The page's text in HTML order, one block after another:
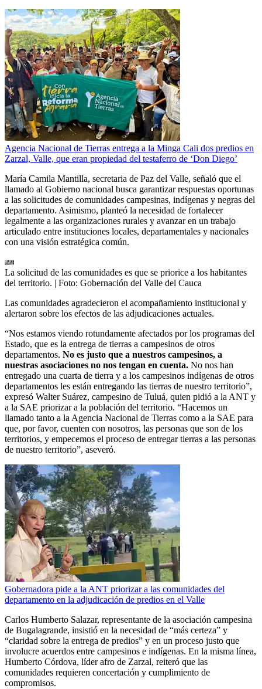
Agencia Nacional de Tierras entrega a la Minga Cali dos predios en
Zarzal, Valle, que eran propiedad del testaferro de ‘Don Diego’
María Camila Mantilla, secretaria de Paz del Valle, señaló que el
llamado al Gobierno nacional busca garantizar respuestas oportunas
a las solicitudes de comunidades campesinas, indígenas y negras del
departamento. Asimismo, planteó la necesidad de fortalecer
legalmente a las organizaciones rurales y avanzar en un trabajo
articulado entre instituciones locales, departamentales y nacionales
con una visión estratégica común.
La solicitud de las comunidades es que se priorice a los habitantes
del territorio. | Foto: Gobernación del Valle del Cauca
Las comunidades agradecieron el acompañamiento institucional y
alertaron sobre los efectos de las adjudicaciones actuales.
“Nos estamos viendo rotundamente afectados por los programas del
Estado, que es la entrega de tierras a campesinos de otros
departamentos. No es justo que a nuestros campesinos, a
nuestras asociaciones no nos tengan en cuenta. No nos han
entregado una cuarta de tierra y a los campesinos indígenas de otros
departamentos les están entregando las tierras de nuestro territorio”,
expresó Walter Suárez, campesino de Tuluá, quien pidió a la ANT y
a la SAE priorizar a la población del territorio. “Hacemos un
llamado tanto a la Agencia Nacional de Tierras como a la SAE para
que, por favor, cuenten con nosotros, las personas que son de los
territorios, y empecemos el proceso de entregar tierras a las personas
de nuestro territorio”, aseveró.
Gobernadora pide a la ANT priorizar a las comunidades del
departamento en la adjudicación de predios en el Valle
Carlos Humberto Salazar, representante de la asociación campesina
de Bugalagrande, insistió en la necesidad de “más certeza” y
“claridad sobre la entrega de predios” y en un proceso justo que
involucre acuerdos entre campesinos e indígenas. En la misma línea,
Humberto Córdova, líder afro de Zarzal, reiteró que las
comunidades requieren concertación y cumplimiento de
compromisos.